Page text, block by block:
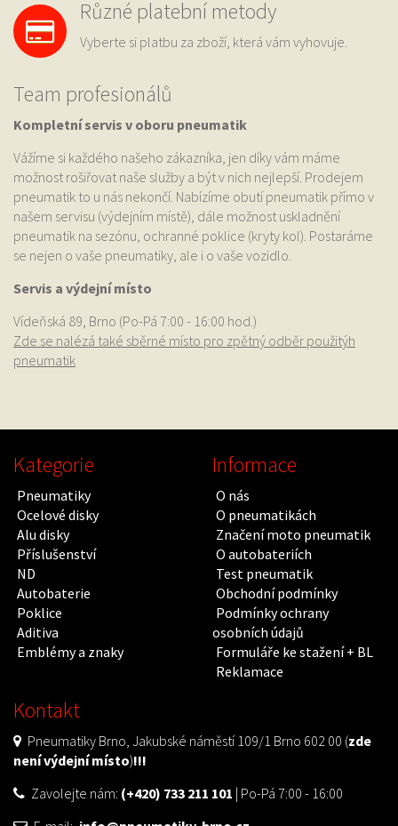
Různé platební metody
Vyberte si platbu za zboží, která vám vyhovuje.
Team profesionálů
Kompletní servis v oboru pneumatik
Vážíme si každého našeho zákazníka, jen díky vám máme
možnost rošiřovat naše služby a být v nich nejlepší. Prodejem
pneumatik to u nás nekončí. Nabízíme obutí pneumatik přímo v
našem servisu (výdejním místě), dále možnost uskladnění
pneumatik na sezónu, ochranné poklice (kryty kol). Postaráme
se nejen o vaše pneumatiky, ale i o vaše vozidlo.
Servis a výdejní místo
Vídeňská 89, Brno (Po-Pá 7:00 - 16:00 hod.)
Zde se nalézá také sběrné místo pro zpětný odběr použitýh
pneumatik
Kategorie
Pneumatiky
Ocelové disky
Alu disky
Příslušenství
ND
Autobaterie
Poklice
Aditiva
Emblémy a znaky
Informace
O nás
O pneumatikách
Značení moto pneumatik
O autobateriích
Test pneumatik
Obchodní podmínky
Podmínky ochrany
osobních údajů
Formuláře ke stažení + BL
Reklamace
Kontakt
Pneumatiky Brno, Jakubské náměstí 109/1 Brno 602 00 (zde
není výdejní místo)!!!
Zavolejte nám: (+420) 733 211 101 | Po-Pá 7:00 - 16:00